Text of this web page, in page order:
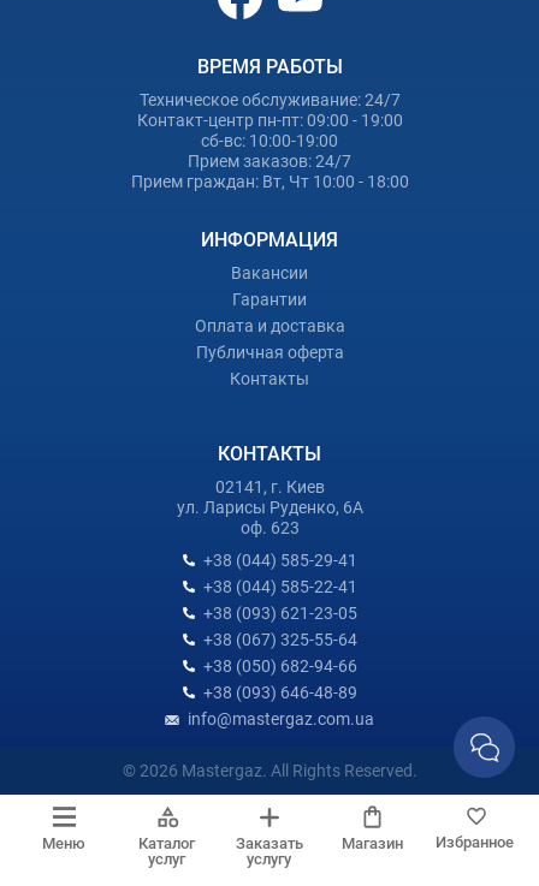
Меню
Каталог
услуг
Заказать
услугу
Магазин Избранное
ВРЕМЯ РАБОТЫ
Техническое обслуживание: 24/7
Контакт-центр пн-пт: 09:00 - 19:00
сб-вс: 10:00-19:00
Прием заказов: 24/7
Прием граждан: Вт, Чт 10:00 - 18:00
ИНФОРМАЦИЯ
Вакансии
Гарантии
Оплата и доставка
Публичная оферта
Контакты
КОНТАКТЫ
02141, г. Киев
ул. Ларисы Руденко, 6А
оф. 623
+38 (044) 585-29-41
+38 (044) 585-22-41
+38 (093) 621-23-05
+38 (067) 325-55-64
+38 (050) 682-94-66
+38 (093) 646-48-89
info@mastergaz.com.ua
© 2026 Mastergaz. All Rights Reserved.